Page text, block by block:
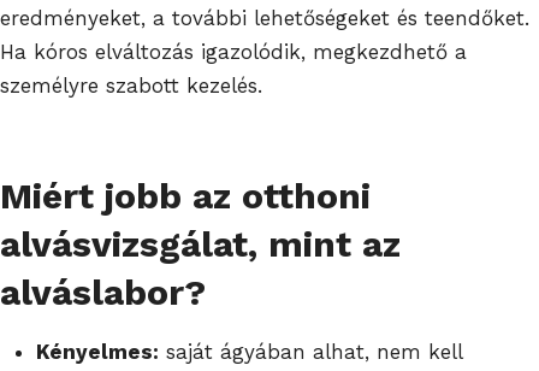
eredményeket, a további lehetőségeket és teendőket.
Ha kóros elváltozás igazolódik, megkezdhető a
személyre szabott kezelés.
Miért jobb az otthoni
alvásvizsgálat, mint az
alváslabor?
Kényelmes: saját ágyában alhat, nem kell